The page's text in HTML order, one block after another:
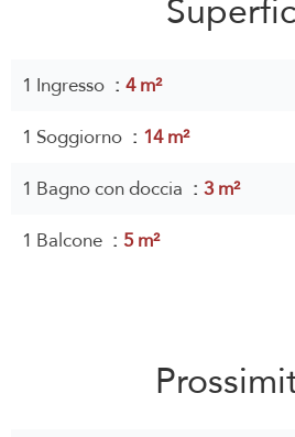
1 Ingresso
4 m²
1 Soggiorno
14 m²
1 Bagno con doccia
3 m²
1 Balcone
5 m²